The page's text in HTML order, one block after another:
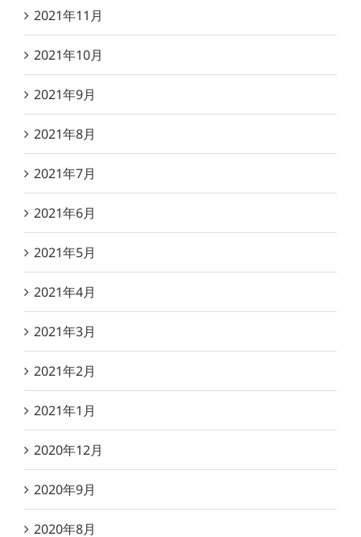
2021年11月
2021年10月
2021年9月
2021年8月
2021年7月
2021年6月
2021年5月
2021年4月
2021年3月
2021年2月
2021年1月
2020年12月
2020年9月
2020年8月